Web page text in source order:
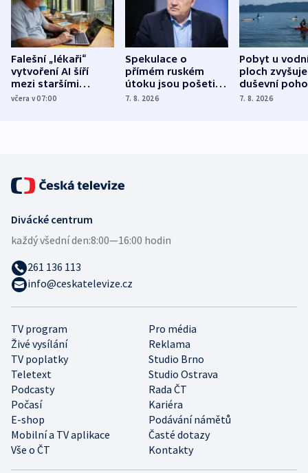
Falešní „lékaři“
vytvoření AI šíří
mezi staršími
Poláky nebezpečné
včera v 07:00
Spekulace o
přímém ruském
útoku jsou pošetilé,
míní estonský
7. 8. 2026
Pobyt u
ploch zvyšuje
duševní
ukázala
7. 8. 2026
TV program
Pro média
Živé vysílání
Reklama
TV poplatky
Studio Brno
Teletext
Studio Ostrava
Podcasty
Rada ČT
Počasí
Kariéra
E-shop
Podávání námětů
Mobilní a TV aplikace
Časté dotazy
Vše o ČT
Kontakty
Divácké centrum
každý všední den:8:00—16:00 hodin
261 136 113
info@ceskatelevize.cz